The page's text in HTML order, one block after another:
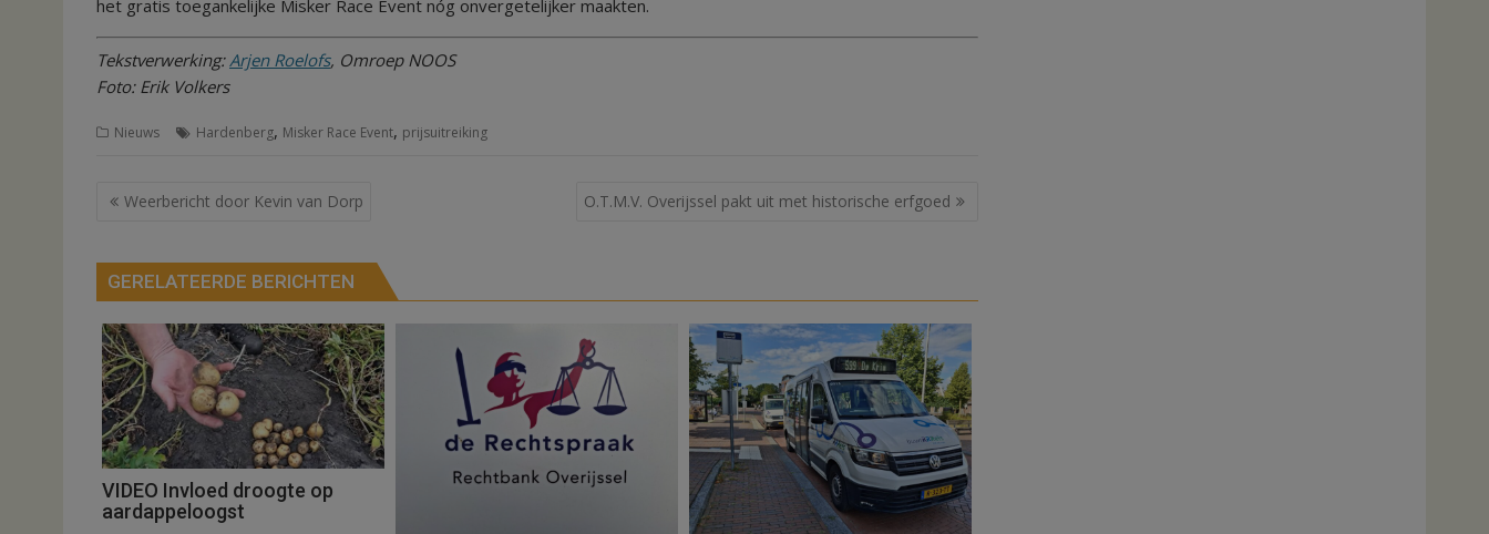
het gratis toegankelijke Misker Race Event nóg onvergetelijker maakten.
Tekstverwerking:Arjen Roelofs, Omroep NOOS
Foto: Erik Volkers
Nieuws Hardenberg, Misker Race Event, prijsuitreiking
Bericht
Weerbericht door Kevin van Dorp O.T.M.V. Overijssel pakt uit met historische erfgoed
GERELATEERDE BERICHTEN
VIDEO Invloed droogte op
aardappeloogst